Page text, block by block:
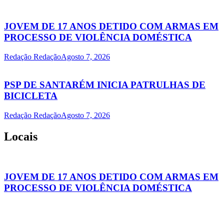
JOVEM DE 17 ANOS DETIDO COM ARMAS EM
PROCESSO DE VIOLÊNCIA DOMÉSTICA
Redação RedaçãoAgosto 7, 2026
PSP DE SANTARÉM INICIA PATRULHAS DE
BICICLETA
Redação RedaçãoAgosto 7, 2026
Locais
JOVEM DE 17 ANOS DETIDO COM ARMAS EM
PROCESSO DE VIOLÊNCIA DOMÉSTICA